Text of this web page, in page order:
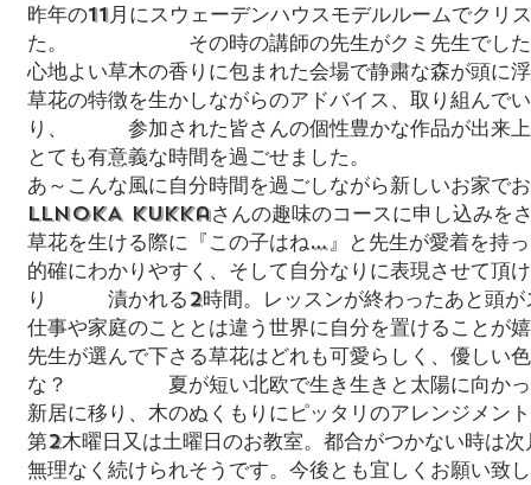
昨年の11月にスウェーデンハウスモデルルームでクリ
た。 その時の講師の先生がクミ先生でした
心地よい草木の香りに包まれた会場で静粛な森が頭に
草花の特徴を生かしながらのアドバイス、取り組んで
り、 参加された皆さんの個性豊かな作品が出来上
とても有意義な時間を過ごせました。
あ～こんな風に自分時間を過ごしながら新しいお家で
LlNOKA Kukkaさんの趣味のコースに申し込みをさ
草花を生ける際に『この子はね…』と先生が愛着を持
的確にわかりやすく、そして自分なりに表現させて頂
り 漬かれる2時間。レッスンが終わったあと頭が
仕事や家庭のこととは違う世界に自分を置けることが
先生が選んで下さる草花はどれも可愛らしく、優しい
な？ 夏が短い北欧で生き生きと太陽に向かって
新居に移り、木のぬくもりにピッタリのアレンジメン
第2木曜日又は土曜日のお教室。都合がつかない時は
無理なく続けられそうです。今後とも宜しくお願い致